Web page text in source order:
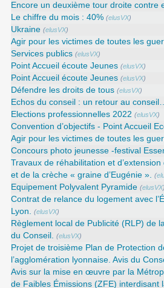
Encore un deuxième tour droite contre
Le chiffre du mois : 40% (elusVX)
Ukraine (elusVX)
Agir pour les victimes de toutes les
Services publics (elusVX)
Point Accueil écoute Jeunes (elusVX)
Point Accueil écoute Jeunes (elusVX)
Défendre les droits de tous (elusVX)
Echos du conseil : un retour au
Elections professionnelles 2022 (elusVX)
Convention d’objectifs - Point Accueil
Agir pour les victimes de toutes les
Concours photo jeunesse -festival
Travaux de réhabilitation et
et de la crèche « graine d’Eugénie ». (
Equipement Polyvalent Pyramide (elusVX)
Contrat de relance du logement avec
Lyon. (elusVX)
Règlement local de Publicité (RLP) de
du Conseil. (elusVX)
Projet de troisième Plan de Protection
l’agglomération lyonnaise. Avis du
Avis sur la mise en œuvre par la
de Faibles Émissions (ZFE) interdisant